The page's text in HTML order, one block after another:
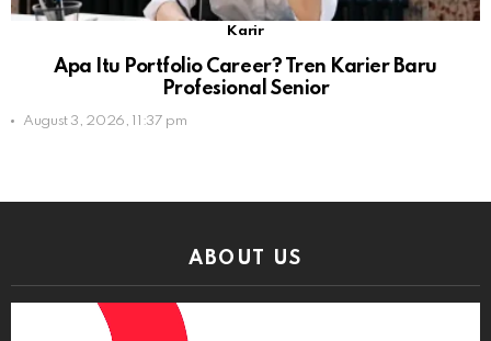
Karir
Apa Itu Portfolio Career? Tren Karier Baru
Profesional Senior
August 3, 2026, 11:37 pm
ABOUT US